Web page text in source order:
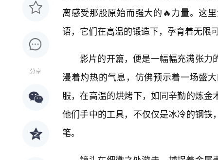
分享
离感受那股原始而强大的🔥力量。这
语，它们在高温的锻造下，孕育着无限
影片的开篇，便是一幅幅充满张
漫着灼热的气息，仿佛预示着一场盛
服，在高温的烘烤下，如同辛勤的炼
他们手中的工具，不仅仅是冰冷的钢
笔。